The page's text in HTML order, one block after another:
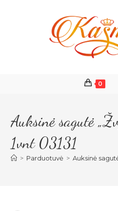
0
Auksinė sagutė
1vnt 03131
> Parduotuvė > Auksinė